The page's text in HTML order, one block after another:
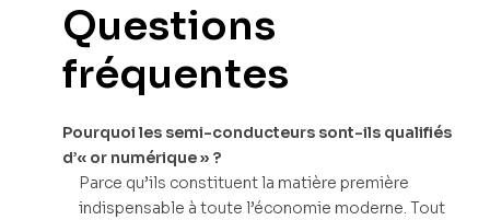
Questions
fréquentes
Pourquoi les semi-conducteurs sont-ils qualifiés
d’« or numérique » ?
Parce qu’ils constituent la matière première
indispensable à toute l’économie moderne. Tout